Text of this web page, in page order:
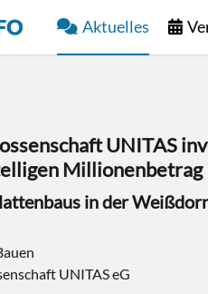
Aktuelles
UNITAS
Millionenbetrag
in der
UNITAS eG